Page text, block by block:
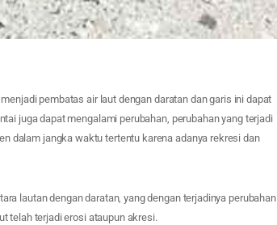
pembatas air laut dengan daratan dan garis ini dapat
juga dapat mengalami perubahan, perubahan yang terjadi
dalam jangka waktu tertentu karena adanya rekresi dan
lautan dengan daratan, yang dengan terjadinya perubahan
telah terjadi erosi ataupun akresi.